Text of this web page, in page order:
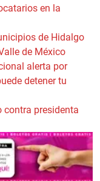
en la
de Hidalgo
de México
alerta por
detener tu
contra presidenta